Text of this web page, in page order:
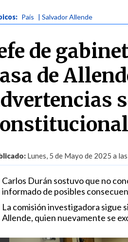
País | Salvador Allende
de
de
Lunes, 5 de Mayo de 2025 a
Carlos Durán sostuvo que no
informado de posibles
La comisión investigadora sigue
Allende, quien nuevamente se